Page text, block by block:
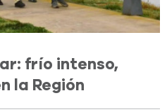
frío intenso,
la Región